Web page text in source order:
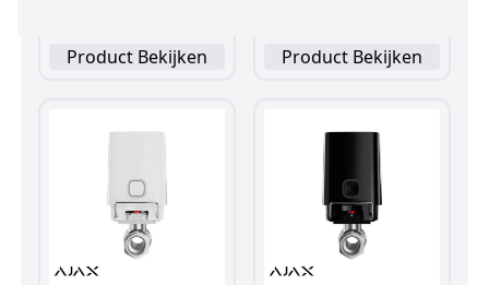
Product Bekijken Product Bekijken